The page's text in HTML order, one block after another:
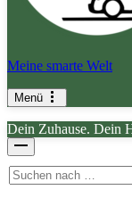
Meine smarte Welt
Menü
Navigationsmenü
Dein Zuhause. Dein
Navigationsmenü
Suchen
nach …